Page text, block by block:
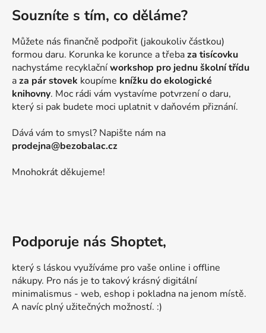
Souzníte s tím, co děláme?
Můžete nás finančně podpořit (jakoukoliv částkou)
formou daru. Korunka ke korunce a třebaza tisícovku
nachystáme recyklačníworkshop pro jednu školní třídu
aza pár stovek koupíme knížku do ekologické
knihovny. Moc rádi vám vystavíme potvrzení o daru,
který si pak budete moci uplatnit v daňovém přiznání.
Dává vám to smysl? Napište nám na
prodejna@bezobalac.cz
Mnohokrát děkujeme!
Podporuje nás Shoptet,
který s láskou využíváme pro vaše online i offline
nákupy. Pro nás je to takový krásný digitální
minimalismus - web, eshop i pokladna na jenom místě.
A navíc plný užitečných možností. :)